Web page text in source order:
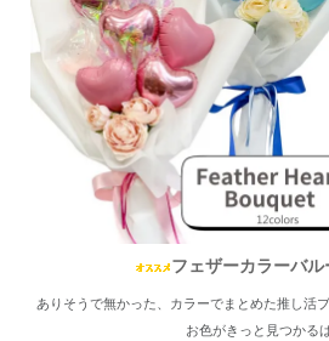
フェザーカラーバ
ありそうで無かった、カラーでまとめた推し活
お色がきっと見つかる